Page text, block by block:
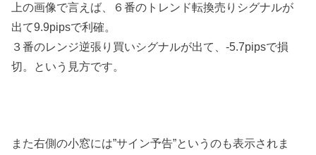
上の画像で言えば、６番のトレンド転換売りシグナルが
出て9.9pipsで利確。
３番のレンジ逆張り買いシグナルが出て、-5.7pipsで損
切。という見方です。
また右側の小窓には”サイン予告”というのも表示されま